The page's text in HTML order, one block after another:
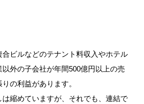
ビルなどのテナント料収入やホテル
外の子会社が年間500億円以上の売
の利益があります。
は縮めていますが、それでも、連結で